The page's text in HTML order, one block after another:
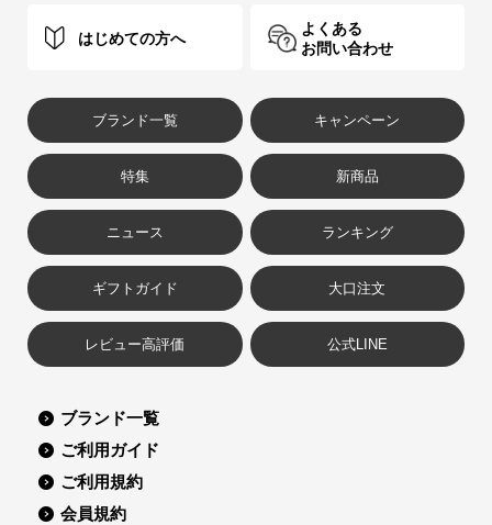
はじめての方へ
よくある
お問い合わせ
ブランド一覧 キャンペーン
特集 新商品
ニュース ランキング
ギフトガイド 大口注文
レビュー高評価 公式LINE
ブランド一覧
ご利用ガイド
ご利用規約
会員規約